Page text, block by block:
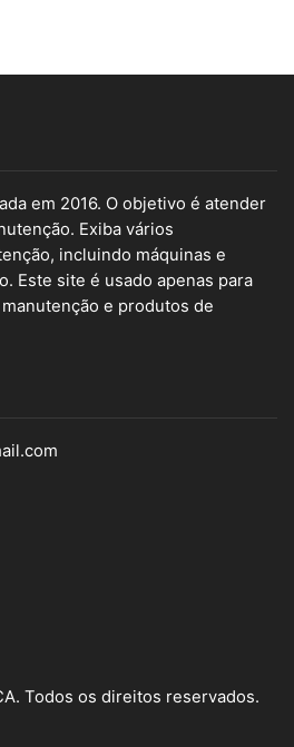
em 2016. O objetivo é atender
Exiba vários
incluindo máquinas e
Este site é usado apenas para
e produtos de
Todos os direitos reservados.